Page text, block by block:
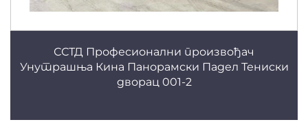
ССТД Професионални произвођач
Унутрашња Кина Панорамски Падел Тениски
дворац 001-2